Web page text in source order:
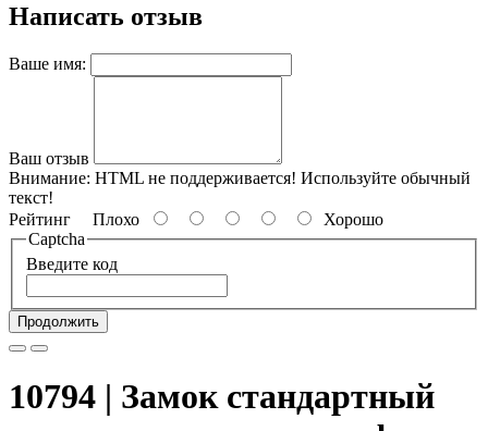
Написать отзыв
Ваше имя:
Ваш отзыв
Внимание: HTML не поддерживается! Используйте обычный
текст!
Рейтинг Плохо
Хорошо
Captcha
Введите код
Продолжить
10794 | Замок стандартный